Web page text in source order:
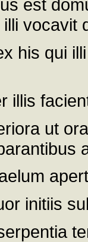
est
vocavit
his qui
illis
ut
initiis